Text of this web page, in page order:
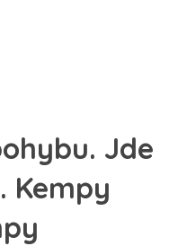
Jde
Kempy